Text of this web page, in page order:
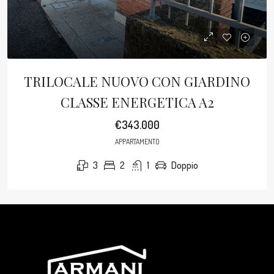
TRILOCALE NUOVO CON GIARDINO
CLASSE ENERGETICA A2
€343.000
APPARTAMENTO
3 2 1 Doppio